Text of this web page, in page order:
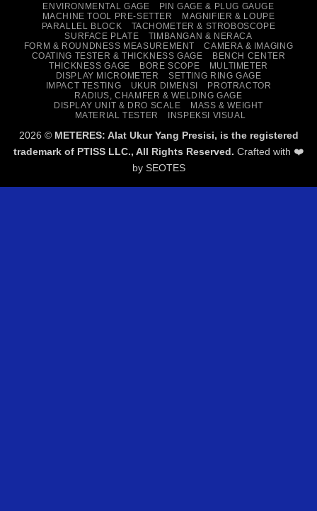
ENVIRONMENTAL GAGE
PIN GAGE & PLUG GAUGE
MACHINE TOOL PRE-SETTER
MAGNIFIER & LOUPE
PARALLEL BLOCK
TACHOMETER & STROBOSCOPE
SURFACE PLATE
TIMBANGAN & NERACA
FORM & ROUNDNESS MEASUREMENT
CAMERA & IMAGING
COATING TESTER & THICKNESS GAGE
BENCH CENTER
THICKNESS GAGE
BORE SCOPE
MULTIMETER
DISPLAY MICROMETER
SETTING RING GAGE
IMPACT TESTING
UKUR DIMENSI
PROTRACTOR
RADIUS, CHAMFER & WELDING GAGE
DISPLAY UNIT & DRO SCALE
MASS & WEIGHT
MATERIAL TESTER
INSPEKSI VISUAL
2026 © METERES: Alat Ukur Yang Presisi, is the registered
trademark of PTISS LLC., All Rights Reserved. Crafted with ❤️
by SEOTES